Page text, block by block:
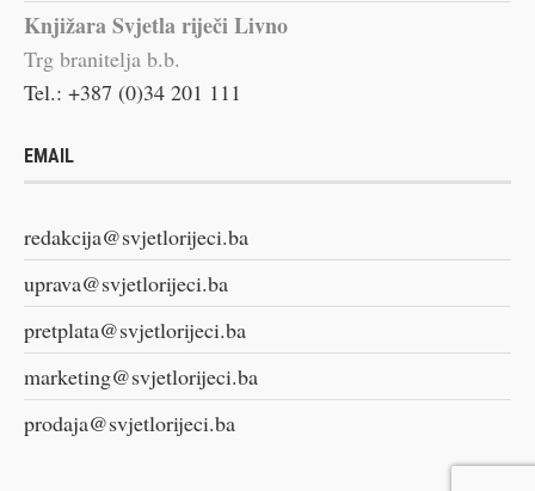
Knjižara Svjetla riječi Livno
Trg branitelja b.b.
Tel.: +387 (0)34 201 111
EMAIL
redakcija@svjetlorijeci.ba
uprava@svjetlorijeci.ba
pretplata@svjetlorijeci.ba
marketing@svjetlorijeci.ba
prodaja@svjetlorijeci.ba